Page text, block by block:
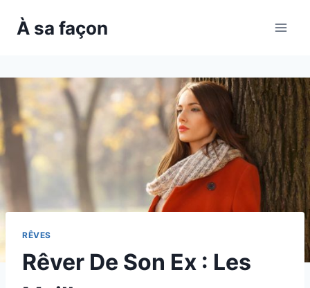
À sa façon
RÊVES
Rêver De Son Ex : Les